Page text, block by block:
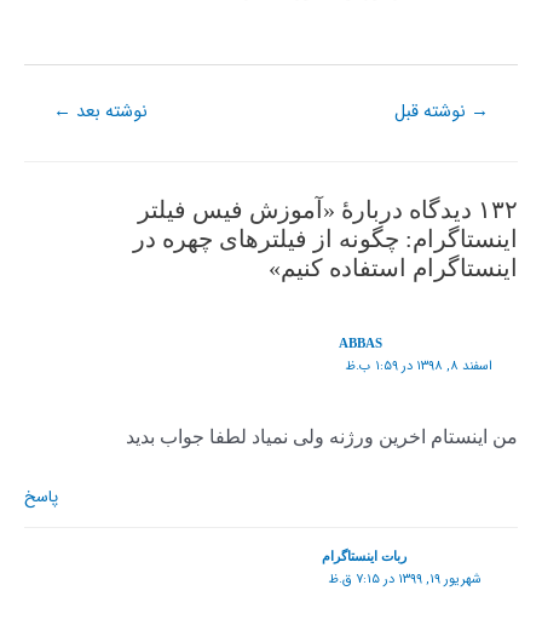
→ نوشته قبل نوشته بعد ←
۱۳۲ دیدگاه دربارهٔ «آموزش فیس فیلتر
اینستاگرام: چگونه از فیلترهای چهره در
اینستاگرام استفاده کنیم»
ABBAS
اسفند ۸, ۱۳۹۸ در ۱:۵۹ ب.ظ
من اینستام اخرین ورژنه ولی نمیاد لطفا جواب بدید
پاسخ
ربات اینستاگرام
شهریور ۱۹, ۱۳۹۹ در ۷:۱۵ ق.ظ